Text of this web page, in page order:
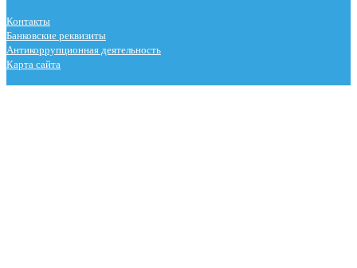
Контакты
Банковские реквизиты
Антикоррупционная деятельность
Карта сайта